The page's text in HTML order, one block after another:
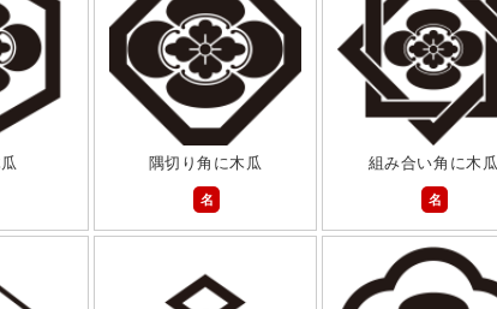
隅切り角に木瓜
名
組み合い角に木瓜
名